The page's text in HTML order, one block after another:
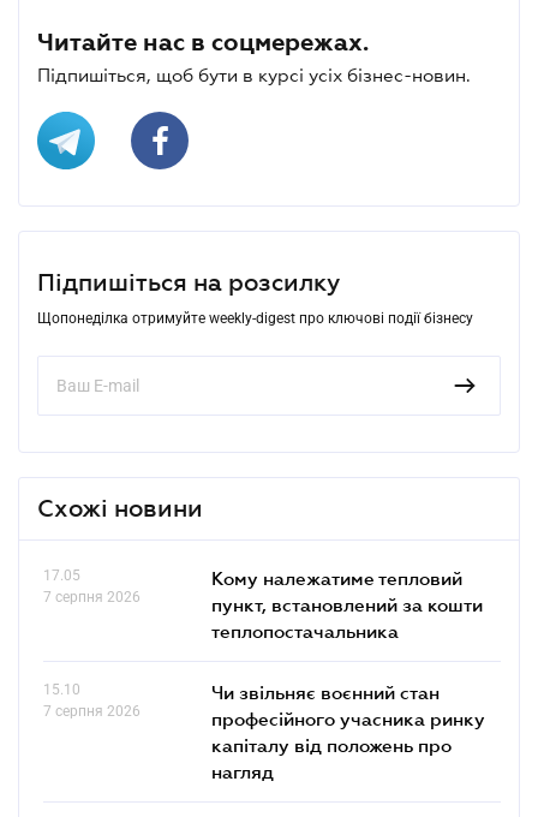
Читайте нас в соцмережах.
Підпишіться, щоб бути в курсі усіх бізнес-новин.
Підпишіться на розсилку
Щопонеділка отримуйте weekly-digest про ключові події бізнесу
Схожі новини
17.05
7 серпня 2026
Кому належатиме тепловий
пункт, встановлений за кошти
теплопостачальника
15.10
7 серпня 2026
Чи звільняє воєнний стан
професійного учасника ринку
капіталу від положень про
нагляд